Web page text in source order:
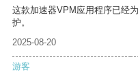
这款加速器VPM应用程序已经
护。
2025-08-20
游客